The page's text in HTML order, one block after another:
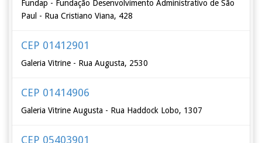
Fundap - Fundação Desenvolvimento Administrativo de São
Paul - Rua Cristiano Viana, 428
CEP 01412901
Galeria Vitrine - Rua Augusta, 2530
CEP 01414906
Galeria Vitrine Augusta - Rua Haddock Lobo, 1307
CEP 05403901